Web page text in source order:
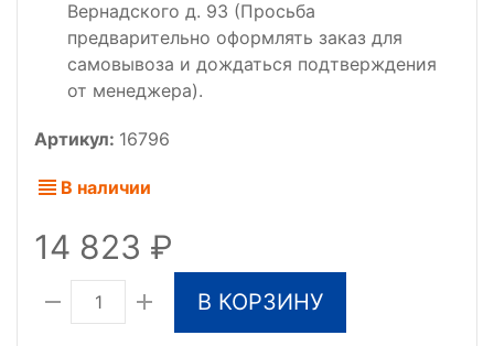
Вернадского д. 93 (Просьба
предварительно оформлять заказ для
самовывоза и дождаться подтверждения
от менеджера).
Артикул: 16796
В наличии
14 823
В КОРЗИНУ